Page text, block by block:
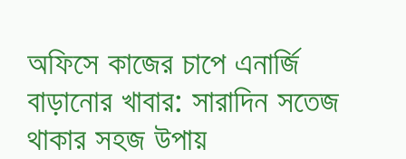
অফিসে কাজের চাপে এনার্জি
বাড়ানোর খাবার: সারাদিন সতেজ
থাকার সহজ উপায়